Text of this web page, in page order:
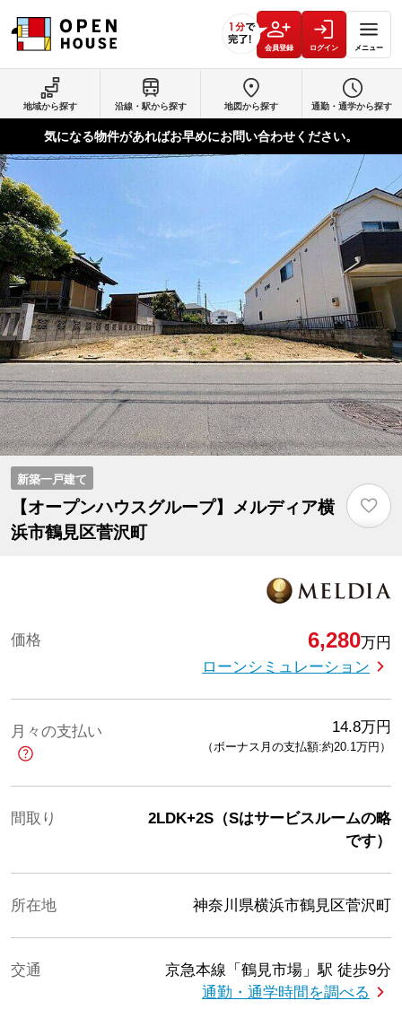
会員登録 ログイン メニュー
地域から探す 沿線・駅から探す 地図から探す 通勤・通学から探す
気になる物件があればお早めにお問い合わせください。
新築一戸建て
【オープンハウスグループ】メルディア横
浜市鶴見区菅沢町
♡
価格 6,280万円
ローンシミュレーション
月々の支払い 14.8万円
（ボーナス月の支払額:約20.1万円 ）
間取り
2LDK+2S（Sはサービスルームの略
です）
所在地 神奈川県横浜市鶴見区菅沢町
交通 京急本線「鶴見市場」駅 徒歩9分
通勤・通学時間を調べる